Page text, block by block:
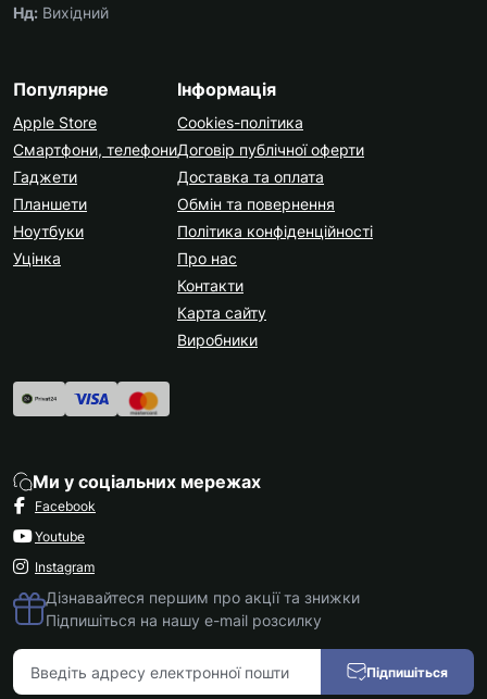
Нд: Вихідний
Популярне
Apple Store
Смартфони, телефони
Гаджети
Планшети
Ноутбуки
Уцінка
Інформація
Cookies-політика
Договір публічної оферти
Доставка та оплата
Обмін та повернення
Політика конфіденційності
Про нас
Контакти
Карта сайту
Виробники
Ми у соціальних мережах
Facebook
Youtube
Instagram
Дізнавайтеся першим про акції та знижки
Підпишіться на нашу e-mail розсилку
Підпишіться